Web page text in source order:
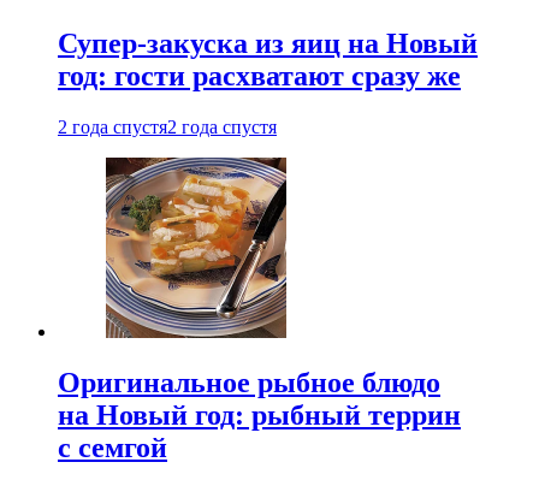
Супер-закуска из яиц на Новый
год: гости расхватают сразу же
2 года спустя2 года спустя
Оригинальное рыбное блюдо
на Новый год: рыбный террин
с семгой